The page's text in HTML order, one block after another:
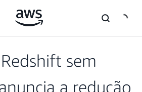
sem
a redução